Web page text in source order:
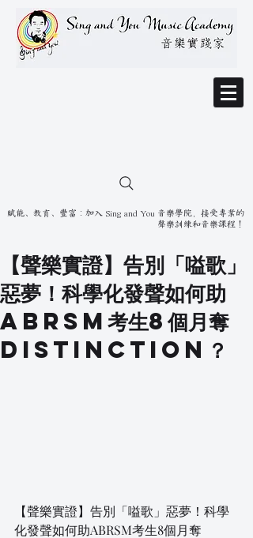
賦能、教育、豐富：加入 Sing and You 音樂學院，接受專業的
聲樂訓練和音樂課程！
【聲樂實證】告別「嗌歌」
惡夢！科學化發聲如何助
ABRSM考生8個月奪
Distinction？
【聲樂實證】告別「嗌歌」惡夢！科學
化發聲如何助ABRSM考生8個月奪